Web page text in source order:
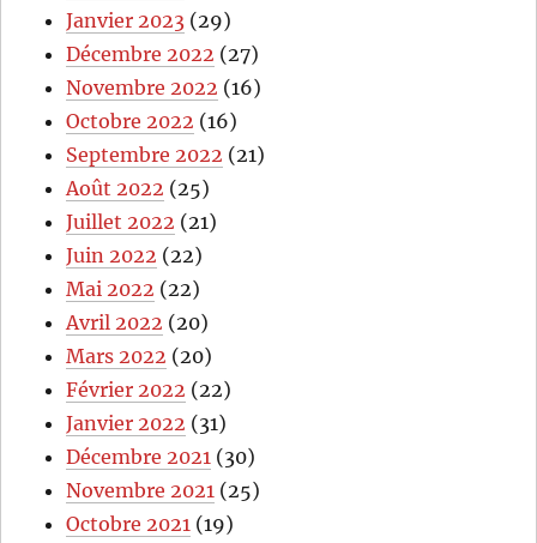
Janvier 2023 (29)
Décembre 2022 (27)
Novembre 2022 (16)
Octobre 2022 (16)
Septembre 2022 (21)
Août 2022 (25)
Juillet 2022 (21)
Juin 2022 (22)
Mai 2022 (22)
Avril 2022 (20)
Mars 2022 (20)
Février 2022 (22)
Janvier 2022 (31)
Décembre 2021 (30)
Novembre 2021 (25)
Octobre 2021 (19)